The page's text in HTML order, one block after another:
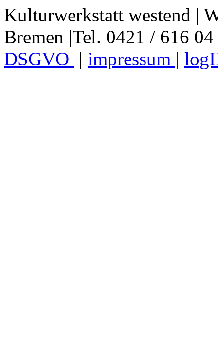
Kulturwerkstatt westend |
Bremen |Tel. 0421 / 616
DSGVO | impressum |